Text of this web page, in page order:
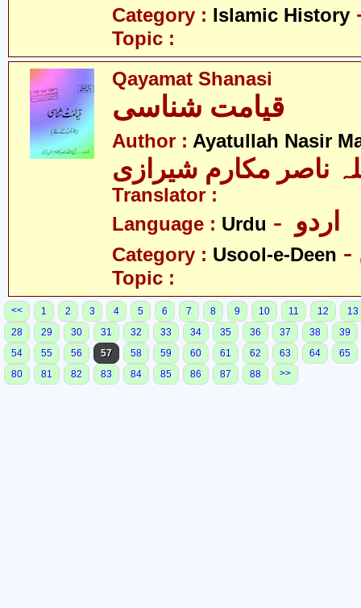
Category : Islamic History
Topic :
Qayamat Shanasi
قیامت شناسی
Author : Ayatullah Nasir
ناصر مکارم شیرازی
Translator :
Language : Urdu
Category : Usool-e-Deen
Topic :
<< 1 2 3 4 5 6 7 8 9 10 11 12
13
28
29 30 31 32 33 34 35 36 37 38
39
54
55 56 57 58 59 60 61 62 63 64
65
80
81 82 83 84 85 86 87 88 >>